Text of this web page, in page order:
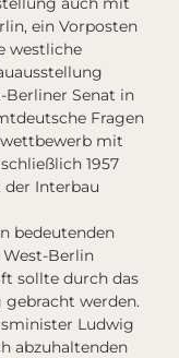
ein Vorposten
westliche
Berliner Senat in
Fragen
mit
1957
der Interbau
bedeutenden
Berlin
sollte durch das
werden.
Ludwig
abzuhaltenden